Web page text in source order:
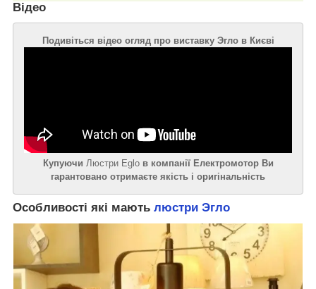
Відео
Подивіться відео огляд про виставку Эгло в Києві
Купуючи Люстри Eglo в компанії Електромотор Ви
гарантовано отримаєте якість і оригінальність
Особливості які мають люстри Эгло